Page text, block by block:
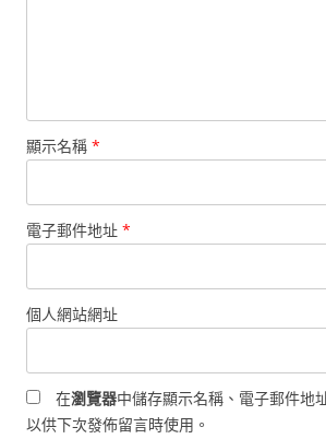
顯示名稱 *
電子郵件地址 *
個人網站網址
在瀏覽器中儲存顯示名稱、電子郵件地
以供下次發佈留言時使用。